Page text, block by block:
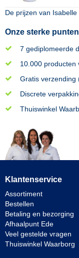
De prijzen van Isabelle
Onze sterke punten
7 gediplomeerde
10.000 producten
Gratis verzending
Discrete
Thuiswinkel
Klantenservice
Assortiment
Bestellen
Betaling en bezorging
Afhaalpunt Ede
Veel gestelde vragen
Thuiswinkel Waarborg